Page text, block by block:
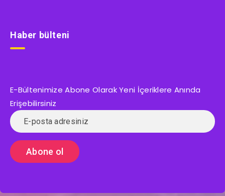
Haber bülteni
E-Bültenimize Abone Olarak Yeni İçeriklere Anında
Erişebilirsiniz